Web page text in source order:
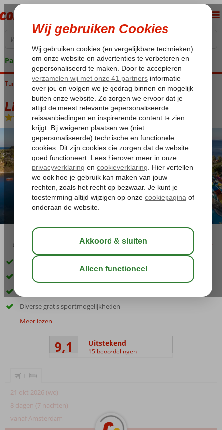
Pakketgarantie
Home
Turkije Egeische kust Kusadasi Ladies Beach Liberty Kusadasi
Liberty Kusadasi
Ultra All Inclusive-Hotel
03:15
Met een privé strand
Diverse à-la-carte toprestaurants
Diverse gratis sportmogelijkheden
Meer lezen
9,1 Uitstekend
15 beoordelingen
+
21 okt 2026 (wo)
8 dagen (7 nachten)
vanaf Amsterdam